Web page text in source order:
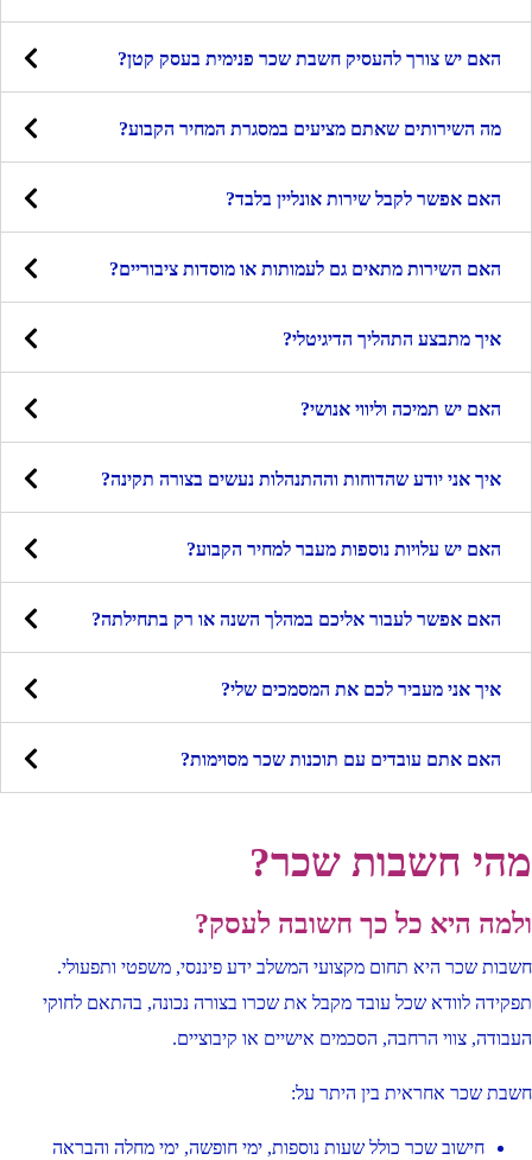
האם יש צורך להעסיק חשבת שכר פנימית בעסק קטן?
מה השירותים שאתם מציעים במסגרת המחיר הקבוע?
האם אפשר לקבל שירות אונליין בלבד?
האם השירות מתאים גם לעמותות או מוסדות ציבוריים?
איך מתבצע התהליך הדיגיטלי?
האם יש תמיכה וליווי אנושי?
איך אני יודע שהדוחות וההתנהלות נעשים בצורה תקינה?
האם יש עלויות נוספות מעבר למחיר הקבוע?
האם אפשר לעבור אליכם במהלך השנה או רק בתחילתה?
איך אני מעביר לכם את המסמכים שלי?
האם אתם עובדים עם תוכנות שכר מסוימות?
מהי חשבות שכר?
ולמה היא כל כך חשובה לעסק?
חשבות שכר היא תחום מקצועי המשלב ידע פיננסי, משפטי ותפעולי.
תפקידה לוודא שכל עובד מקבל את שכרו בצורה נכונה, בהתאם לחוקי
העבודה, צווי הרחבה, הסכמים אישיים או קיבוציים.
חשבת שכר אחראית בין היתר על:
חישוב שכר כולל שעות נוספות, ימי חופשה, ימי מחלה והבראה